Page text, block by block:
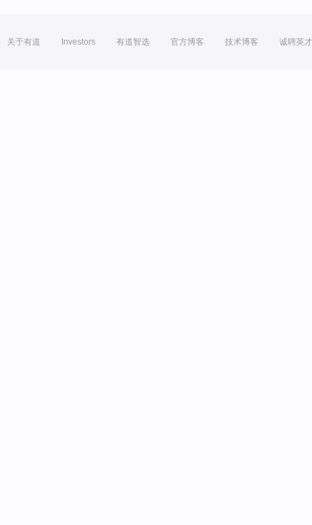
关于有道 Investors 有道智选 官方博客 技术博客 诚聘英才